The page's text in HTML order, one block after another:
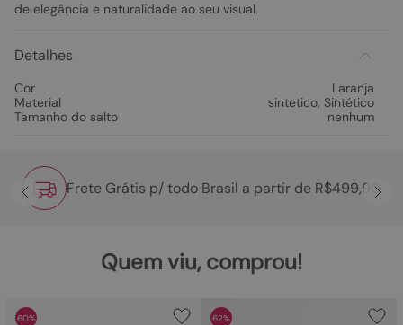
de elegância e naturalidade ao seu visual.
Detalhes
Cor
Laranja
Material
sintetico, Sintético
Tamanho do salto
nenhum
Frete Grátis p/ todo Brasil a partir de R$499,90
Quem viu, comprou!
60% 62%